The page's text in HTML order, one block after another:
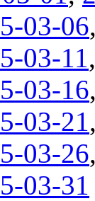
03-06
03-11
03-16
03-21
03-26
03-31